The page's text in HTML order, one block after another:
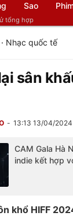
tổng hợp
Sao
· Nhạc quốc tế
sân
13:13 13/04/2024
CAM Gala Hà
indie kết hợp
khổ HIFF